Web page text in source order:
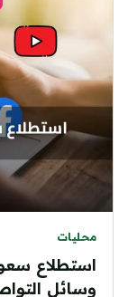
محليات
استطلاع